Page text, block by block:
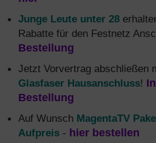
Junge Leute unter 28
Rabatte für den Festnetz
Bestellung
Jetzt Vorvertrag abschließen
Glasfaser Hausanschluss!
Bestellung
Auf Wunsch MagentaTV
Aufpreis - hier bestellen